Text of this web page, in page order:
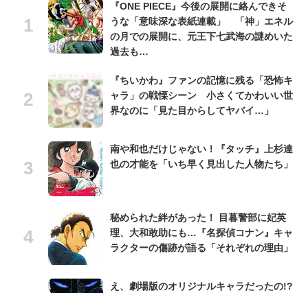
『ONE PIECE』今後の展開に絡んできそ
うな「意味深な表紙連載」 「神」エネル
の月での展開に、元王下七武海の謎めいた
過去も…
『ちいかわ』ファンの記憶に残る「恐怖キ
ャラ」の戦慄シーン 小さくてかわいい世
界なのに「見た目からしてヤバイ…」
南や和也だけじゃない！『タッチ』上杉達
也の才能を「いち早く見出した人物たち」
秘められた絆があった！ 目暮警部に妃英
理、大和敢助にも…『名探偵コナン』キャ
ラクターの傷跡が語る「それぞれの理由」
え、劇場版のオリジナルキャラだったの!?